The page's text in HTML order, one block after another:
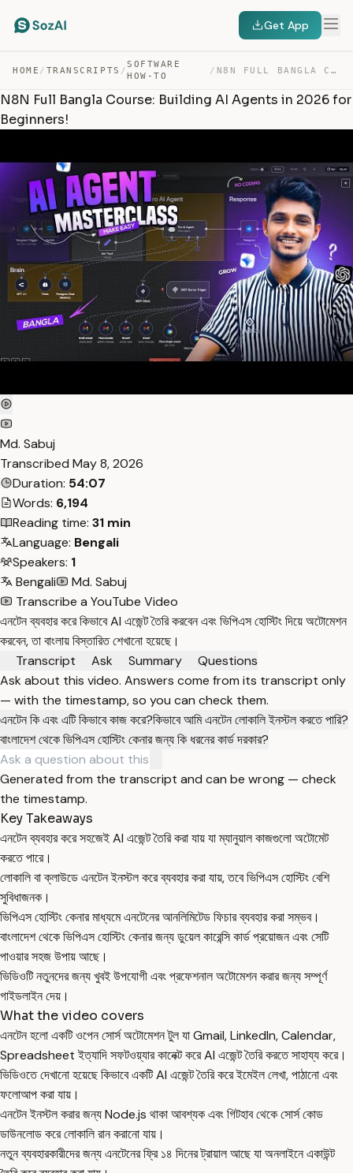
Get App
HOME / TRANSCRIPTS /
SOFTWARE
HOW-TO
/ N8N FULL BANGLA COURSE: BUILDING AI AGENTS IN 2026 FOR … — TRANSCRIPT
N8N Full Bangla Course: Building AI Agents in 2026 for
Beginners!
Md. Sabuj
Transcribed May 8, 2026
Duration: 54:07
Words: 6,194
Reading time: 31 min
Language: Bengali
Speakers: 1
Bengali
Md. Sabuj
Transcribe a YouTube Video
এনটেন ব্যবহার করে কিভাবে AI এজেন্ট তৈরি করবেন এবং ভিপিএস হোস্টিং দিয়ে অটোমেশন
করবেন, তা বাংলায় বিস্তারিত শেখানো হয়েছে।
Transcript
Ask Summary
Questions
Ask about this video. Answers come from its transcript only
— with the timestamp, so you can check them.
এনটেন কি এবং এটি কিভাবে কাজ করে?কিভাবে আমি এনটেন লোকালি ইনস্টল করতে পারি?
বাংলাদেশ থেকে ভিপিএস হোস্টিং কেনার জন্য কি ধরনের কার্ড দরকার?
Generated from the transcript and can be wrong — check
the timestamp.
Key Takeaways
এনটেন ব্যবহার করে সহজেই AI এজেন্ট তৈরি করা যায় যা ম্যানুয়াল কাজগুলো অটোমেট
করতে পারে।
লোকালি বা ক্লাউডে এনটেন ইনস্টল করে ব্যবহার করা যায়, তবে ভিপিএস হোস্টিং বেশি
সুবিধাজনক।
ভিপিএস হোস্টিং কেনার মাধ্যমে এনটেনের আনলিমিটেড ফিচার ব্যবহার করা সম্ভব।
বাংলাদেশ থেকে ভিপিএস হোস্টিং কেনার জন্য ডুয়েল কারেন্সি কার্ড প্রয়োজন এবং সেটি
পাওয়ার সহজ উপায় আছে।
ভিডিওটি নতুনদের জন্য খুবই উপযোগী এবং প্রফেশনাল অটোমেশন করার জন্য সম্পূর্ণ
গাইডলাইন দেয়।
What the video covers
এনটেন হলো একটি ওপেন সোর্স অটোমেশন টুল যা Gmail, LinkedIn, Calendar,
Spreadsheet ইত্যাদি সফটওয়্যার কানেক্ট করে AI এজেন্ট তৈরি করতে সাহায্য করে।
ভিডিওতে দেখানো হয়েছে কিভাবে একটি AI এজেন্ট তৈরি করে ইমেইল লেখা, পাঠানো এবং
ফলোআপ করা যায়।
এনটেন ইনস্টল করার জন্য Node.js থাকা আবশ্যক এবং গিটহাব থেকে সোর্স কোড
ডাউনলোড করে লোকালি রান করানো যায়।
নতুন ব্যবহারকারীদের জন্য এনটেনের ফ্রি ১৪ দিনের ট্রায়াল আছে যা অনলাইনে একাউন্ট